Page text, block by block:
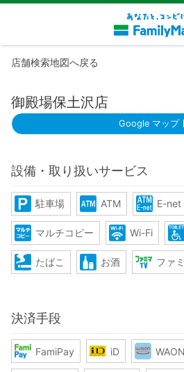
店舗検索地図へ戻る
御殿場保土沢店
Google マップ
設備・取り扱いサービス
駐車場 ATM E-net
マルチコピー Wi-Fi
たばこ お酒 ファ
決済手段
FamiPay iD WAON